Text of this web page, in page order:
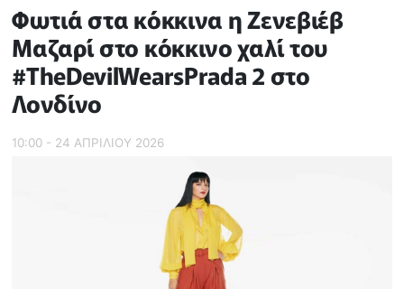
Φωτιά στα κόκκινα η Ζενεβιέβ
Μαζαρί στο κόκκινο χαλί του
#TheDevilWearsPrada 2 στο
Λονδίνο
10:00 - 24 ΑΠΡΙΛΙΟΥ 2026